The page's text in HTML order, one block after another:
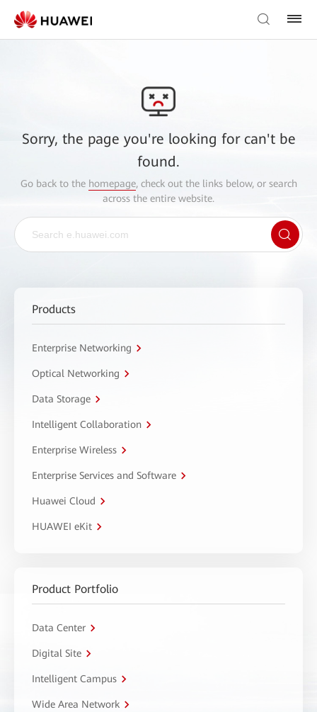
Sorry, the page you're looking for can't be
found.
Go back to the homepage, check out the links below, or search
across the entire website.
Products
Enterprise Networking
Optical Networking
Data Storage
Intelligent Collaboration
Enterprise Wireless
Enterprise Services and Software
Huawei Cloud
HUAWEI eKit
Product Portfolio
Data Center
Digital Site
Intelligent Campus
Wide Area Network